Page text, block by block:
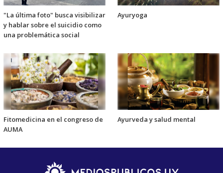
"La última foto" busca visibilizar
y hablar sobre el suicidio como
una problemática social
Ayuryoga
Fitomedicina en el congreso de
AUMA
Ayurveda y salud mental